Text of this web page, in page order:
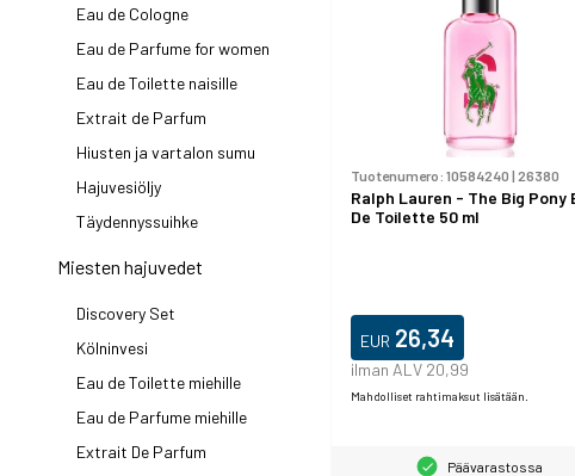
Eau de Cologne
Eau de Parfume for women
Eau de Toilette naisille
Extrait de Parfum
Hiusten ja vartalon sumu
Hajuvesiöljy
Täydennyssuihke
Miesten hajuvedet
Discovery Set
Kölninvesi
Eau de Toilette miehille
Eau de Parfume miehille
Extrait De Parfum
Tuotenumero: 10584240 | 26380
Ralph Lauren - The Big Pony
De Toilette 50 ml
EUR 26,34
ilman ALV 20,99
Mahdolliset rahtimaksut lisätään.
Päävarastossa